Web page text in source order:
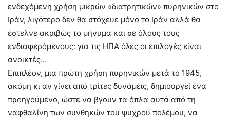
ενδεχόμενη χρήση μικρών «διατρητικών» πυρηνικών στο
Ιράν, λιγότερο δεν θα στόχευε μόνο το Ιράν αλλά θα
έστελνε ακριβώς το μήνυμα και σε όλους τους
ενδιαφερόμενους: για τις ΗΠΑ όλες οι επιλογές είναι
ανοικτές…
Επιπλέον, μια πρώτη χρήση πυρηνικών μετά το 1945,
ακόμη κι αν γίνει από τρίτες δυνάμεις, δημιουργεί ένα
προηγούμενο, ώστε να βγουν τα όπλα αυτά από τη
ναφθαλίνη των συνθηκών του ψυχρού πολέμου, να